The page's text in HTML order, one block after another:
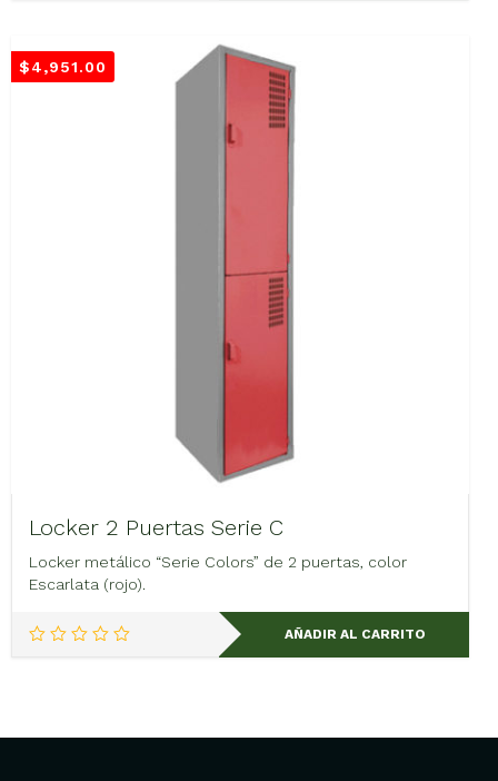
$4,951.00
Locker 2 Puertas Serie C
Locker metálico “Serie Colors” de 2 puertas, color
Escarlata (rojo).
AÑADIR AL CARRITO